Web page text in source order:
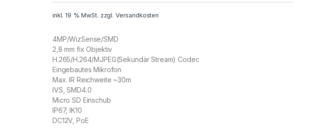
inkl. 19 % MwSt. zzgl. Versandkosten
4MP/WizSense/SMD
2,8 mm fix Objektiv
H.265/H.264/MJPEG(Sekundär Stream) Codec
Eingebautes Mikrofon
Max. IR Reichweite ~30m
IVS, SMD4.0
Micro SD Einschub
IP67, IK10
DC12V, PoE